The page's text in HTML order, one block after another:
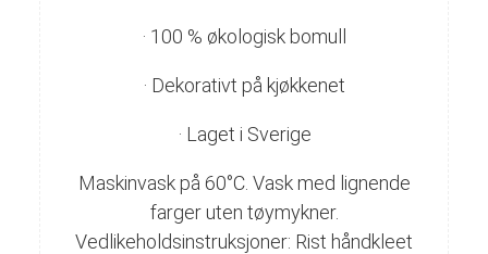
· 100 % økologisk bomull
· Dekorativt på kjøkkenet
· Laget i Sverige
Maskinvask på 60°C. Vask med lignende
farger uten tøymykner.
Vedlikeholdsinstruksjoner: Rist håndkleet